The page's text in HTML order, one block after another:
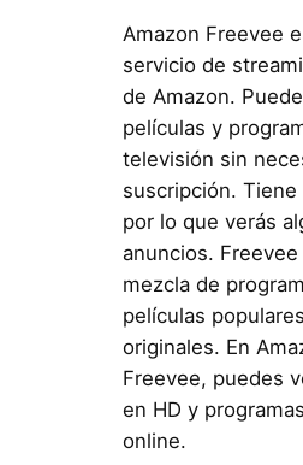
Amazon Freevee
servicio de
de Amazon.
películas y
televisión sin
suscripción. Tiene
por lo que verás
anuncios.
mezcla de
películas
originales. En
Freevee, puedes
en HD y
online.